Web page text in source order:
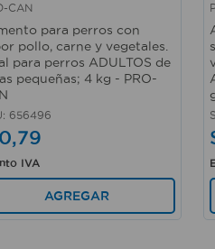
CAN
para perros con
pollo, carne y vegetales.
para perros ADULTOS de
pequeñas; 4 kg - PRO-
: 656496
,79
IVA
AGREGAR